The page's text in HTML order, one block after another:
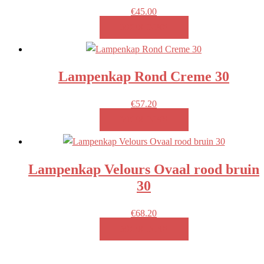
€45.00
Lampenkap Rond Creme 30
€57.20
Lampenkap Velours Ovaal rood bruin
30
€68.20